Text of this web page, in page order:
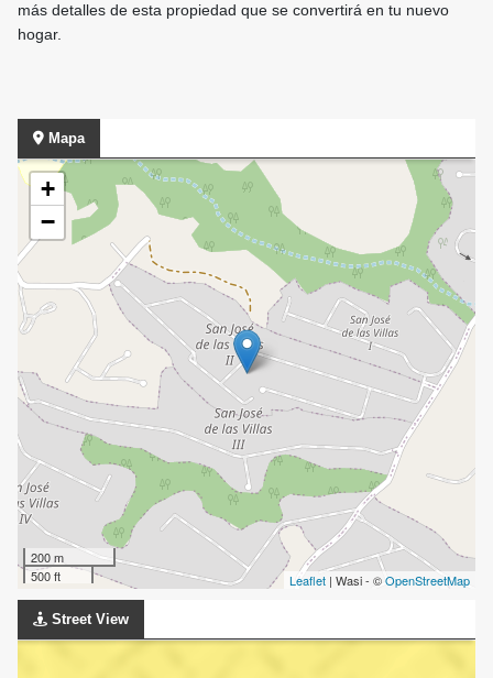
más detalles de esta propiedad que se convertirá en tu nuevo
hogar.
Mapa
+
−
200 m
500 ft
Leaflet | Wasi - ©OpenStreetMap
Street View